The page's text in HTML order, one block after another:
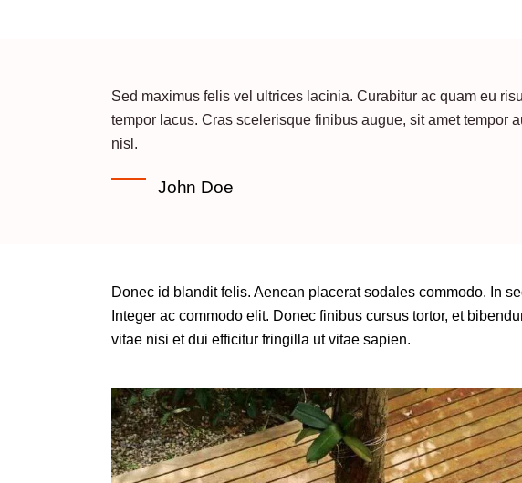
Sed maximus felis vel ultrices lacinia. Curabitur ac quam eu
tempor lacus. Cras scelerisque finibus augue, sit amet tempor
nisl.
John Doe
Donec id blandit felis. Aenean placerat sodales commodo. In
Integer ac commodo elit. Donec finibus cursus tortor, et
vitae nisi et dui efficitur fringilla ut vitae sapien.